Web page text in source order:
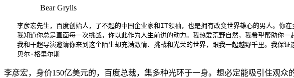
Bear Grylls
李彦宏先生，百度创始人，了不起的中国企业家和IT领袖，也是拥有改变世界雄心的男人。你在
我知道你总是直面每一次挑战，你以此作为人生前进的动力。我热爱荒野自然，我希望帮助你一
我和干超导演邀请你来到这个陌生却充满激情、挑战和光荣的世界，跟我一起越野千里。我保证
李彦宏，身价150亿美元的，百度总裁，集多种光环于一身。想必定能吸引住观